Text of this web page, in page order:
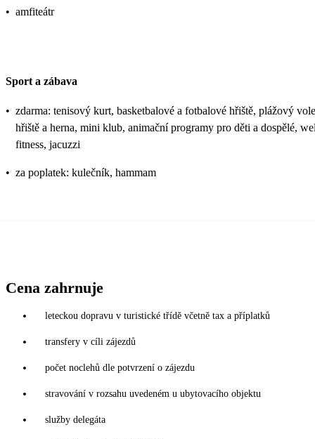
• amfiteátr
Sport a zábava
• zdarma: tenisový kurt, basketbalové a fotbalové hřiště, plážový
hřiště a herna, mini klub, animační programy pro děti a dospělé,
fitness, jacuzzi
• za poplatek: kulečník, hammam
Cena zahrnuje
leteckou dopravu v turistické třídě včetně tax a příplatků
transfery v cíli zájezdů
počet noclehů dle potvrzení o zájezdu
stravování v rozsahu uvedeném u ubytovacího objektu
služby delegáta